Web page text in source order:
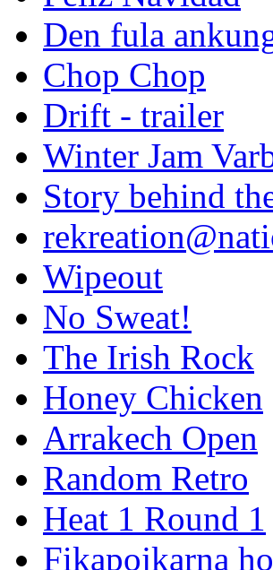
Den fula
Chop Chop
Drift - trailer
Winter Jam
Story behind
Wipeout
No Sweat!
The Irish Rock
Honey Chicken
Arrakech Open
Random Retro
Heat 1 Round 1
Fikapojkarna